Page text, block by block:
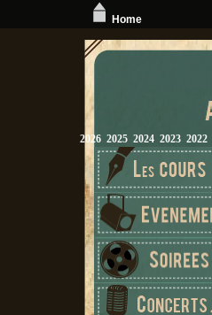
2026 2025 2024 2023 2022
Home